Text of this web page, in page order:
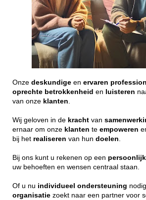
Onze deskundige en ervaren
oprechte betrokkenheid en luisteren
van onze klanten
Wij geloven in de kracht van
ernaar om onze klanten te empoweren
bij het realiseren van hun doelen
Bij ons kunt u rekenen op een
uw behoeften en wensen centraal staan.
Of u nu individueel ondersteuning
organisatie zoekt naar een partner voor